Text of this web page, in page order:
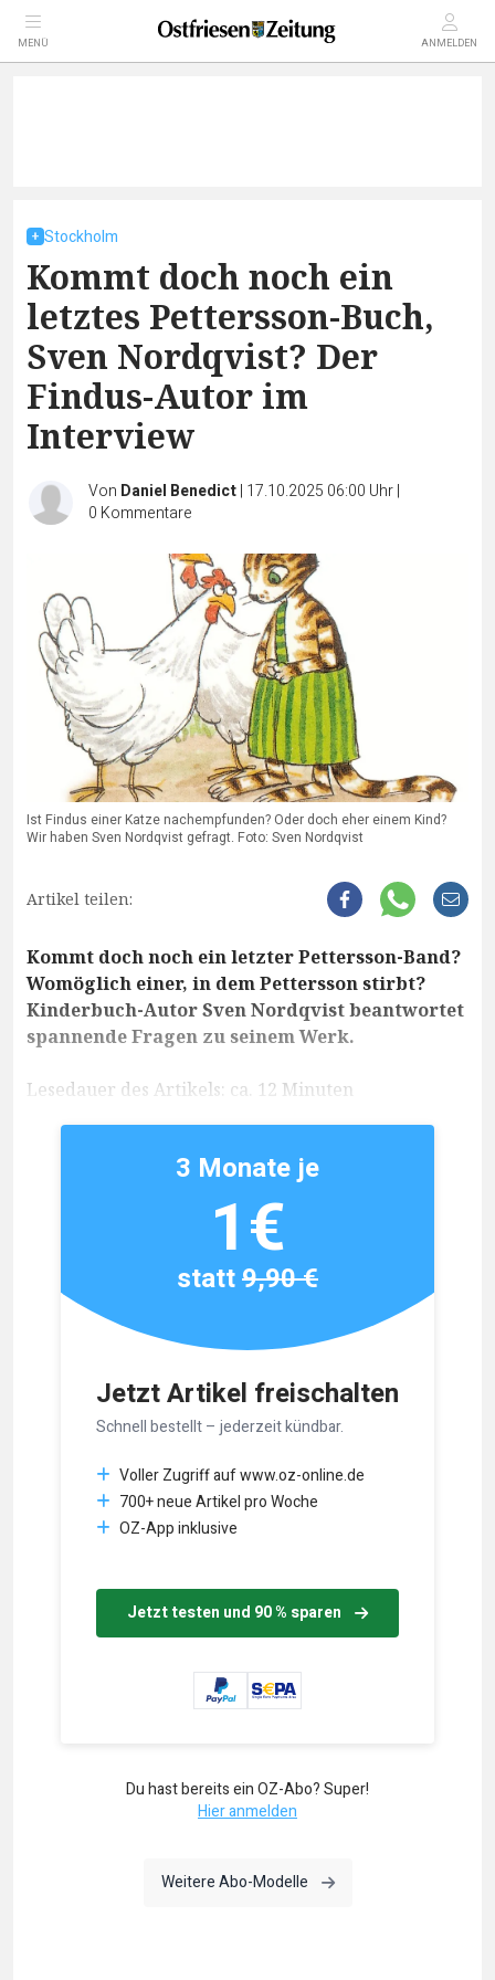
MENÜ ANMELDEN
Stockholm
Kommt doch noch ein
letztes Pettersson-Buch,
Sven Nordqvist? Der
Findus-Autor im
Interview
Von Daniel Benedict| 17.10.2025 06:00 Uhr|
0 Kommentare
Ist Findus einer Katze nachempfunden? Oder doch eher einem Kind?
Wir haben Sven Nordqvist gefragt. Foto: Sven Nordqvist
Artikel teilen:
Kommt doch noch ein letzter Pettersson-Band?
Womöglich einer, in dem Pettersson stirbt?
Kinderbuch-Autor Sven Nordqvist beantwortet
spannende Fragen zu seinem Werk.
Lesedauer des Artikels: ca. 12 Minuten
Jetzt Artikel freischalten
Schnell bestellt – jederzeit kündbar.
Voller Zugriff auf www.oz-online.de
700+ neue Artikel pro Woche
OZ-App inklusive
Jetzt testen und 90 % sparen
3 Monate je
1€
statt9,90 €
Du hast bereits ein OZ-Abo? Super!
Hier anmelden
Weitere Abo-Modelle